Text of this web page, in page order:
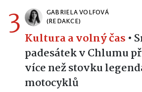
3
GABRIELA VOLFOVÁ
(REDAKCE)
Kultura a volný čas •
padesátek v Chlumu
více než stovku
motocyklů